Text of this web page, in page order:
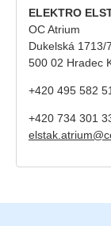
ELEKTRO
OC Atrium
Dukelská 1713/7
500 02 Hradec
+420 495 582
+420 734 301